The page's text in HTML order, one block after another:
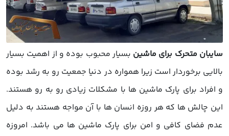
سایبان متحرک برای ماشین بسیار محبوب بوده و از اهمیت بسیار
بالایی برخوردار است زیرا همواره در دنیا جمعیت رو به رشد بوده
و افراد برای پارک ماشین ها با مشکلات زیادی رو به رو هستند.
این چالش ها که هر روزه انسان ها با آن مواجه هستند به دلیل
عدم فضای کافی و امن برای پارک ماشین ها می باشد. امروزه